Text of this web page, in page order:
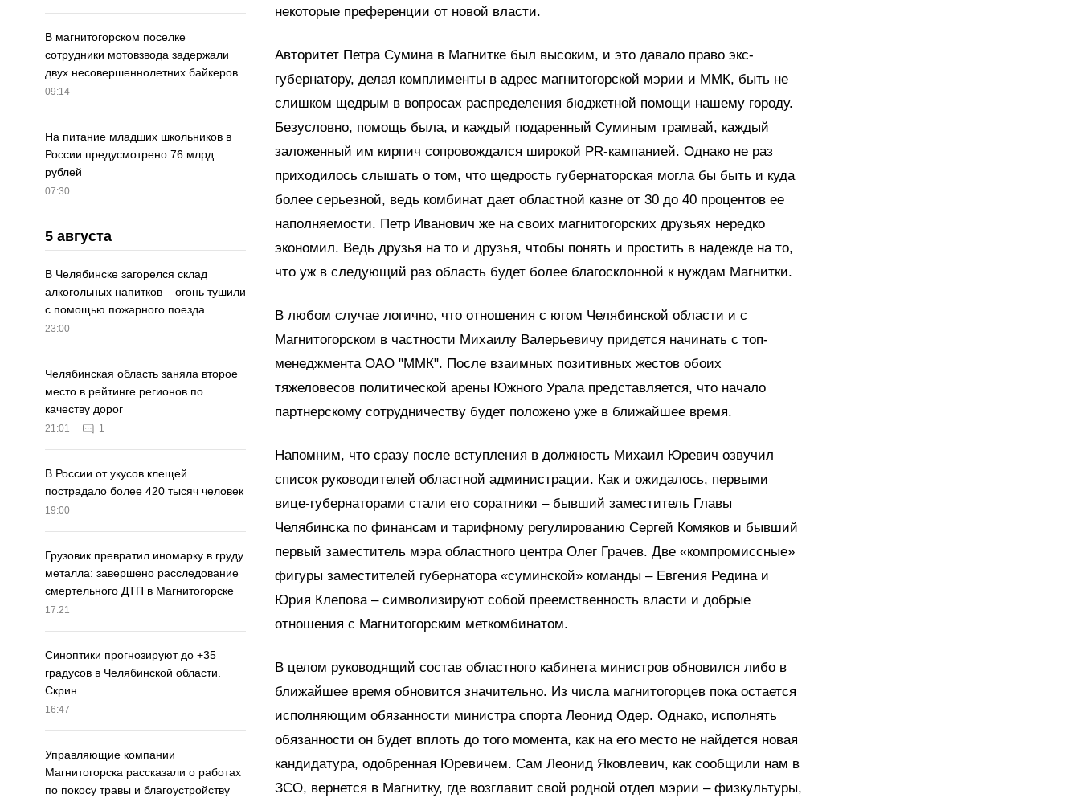
В магнитогорском поселке
сотрудники мотовзвода задержали
двух несовершеннолетних байкеров
09:14
На питание младших школьников в
России предусмотрено 76 млрд
рублей
07:30
5 августа
В Челябинске загорелся склад
алкогольных напитков – огонь тушили
с помощью пожарного поезда
23:00
Челябинская область заняла второе
место в рейтинге регионов по
качеству дорог
21:01 1
В России от укусов клещей
пострадало более 420 тысяч человек
19:00
Грузовик превратил иномарку в груду
металла: завершено расследование
смертельного ДТП в Магнитогорске
17:21
Синоптики прогнозируют до +35
градусов в Челябинской области.
Скрин
16:47
Управляющие компании
Магнитогорска рассказали о работах
по покосу травы и благоустройству
некоторые преференции от новой власти.
Авторитет Петра Сумина в Магнитке был высоким, и это давало право экс-
губернатору, делая комплименты в адрес магнитогорской мэрии и ММК, быть не
слишком щедрым в вопросах распределения бюджетной помощи нашему городу.
Безусловно, помощь была, и каждый подаренный Суминым трамвай, каждый
заложенный им кирпич сопровождался широкой PR-кампанией. Однако не раз
приходилось слышать о том, что щедрость губернаторская могла бы быть и куда
более серьезной, ведь комбинат дает областной казне от 30 до 40 процентов ее
наполняемости. Петр Иванович же на своих магнитогорских друзьях нередко
экономил. Ведь друзья на то и друзья, чтобы понять и простить в надежде на то,
что уж в следующий раз область будет более благосклонной к нуждам Магнитки.
В любом случае логично, что отношения с югом Челябинской области и с
Магнитогорском в частности Михаилу Валерьевичу придется начинать с топ-
менеджмента ОАО "ММК". После взаимных позитивных жестов обоих
тяжеловесов политической арены Южного Урала представляется, что начало
партнерскому сотрудничеству будет положено уже в ближайшее время.
Напомним, что сразу после вступления в должность Михаил Юревич озвучил
список руководителей областной администрации. Как и ожидалось, первыми
вице-губернаторами стали его соратники – бывший заместитель Главы
Челябинска по финансам и тарифному регулированию Сергей Комяков и бывший
первый заместитель мэра областного центра Олег Грачев. Две «компромиссные»
фигуры заместителей губернатора «суминской» команды – Евгения Редина и
Юрия Клепова – символизируют собой преемственность власти и добрые
отношения с Магнитогорским меткомбинатом.
В целом руководящий состав областного кабинета министров обновился либо в
ближайшее время обновится значительно. Из числа магнитогорцев пока остается
исполняющим обязанности министра спорта Леонид Одер. Однако, исполнять
обязанности он будет вплоть до того момента, как на его место не найдется новая
кандидатура, одобренная Юревичем. Сам Леонид Яковлевич, как сообщили нам в
ЗСО, вернется в Магнитку, где возглавит свой родной отдел мэрии – физкультуры,